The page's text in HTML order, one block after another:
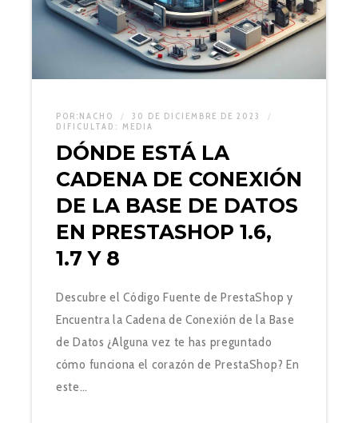
POR: NACHO
30 DE DICIEMBRE DE 2023
DIFICULTAD: MEDIA
DÓNDE ESTÁ LA
CADENA DE CONEXIÓN
DE LA BASE DE DATOS
EN PRESTASHOP 1.6,
1.7 Y 8
Descubre el Código Fuente de PrestaShop y
Encuentra la Cadena de Conexión de la Base
de Datos ¿Alguna vez te has preguntado
cómo funciona el corazón de PrestaShop? En
este…